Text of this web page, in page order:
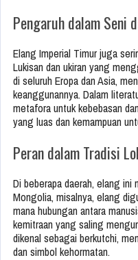
Pengaruh dalam Seni
Elang Imperial Timur juga
Lukisan dan ukiran yang
di seluruh Eropa dan Asia,
keanggunannya. Dalam
metafora untuk kebebasan
yang luas dan kemampuan
Peran dalam Tradisi
Di beberapa daerah, elang ini
Mongolia, misalnya, elang
mana hubungan antara
kemitraan yang saling
dikenal sebagai berkutchi,
dan simbol kehormatan.